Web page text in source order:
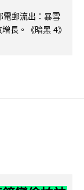
電郵流出：暴雪
長。《暗黑 4》